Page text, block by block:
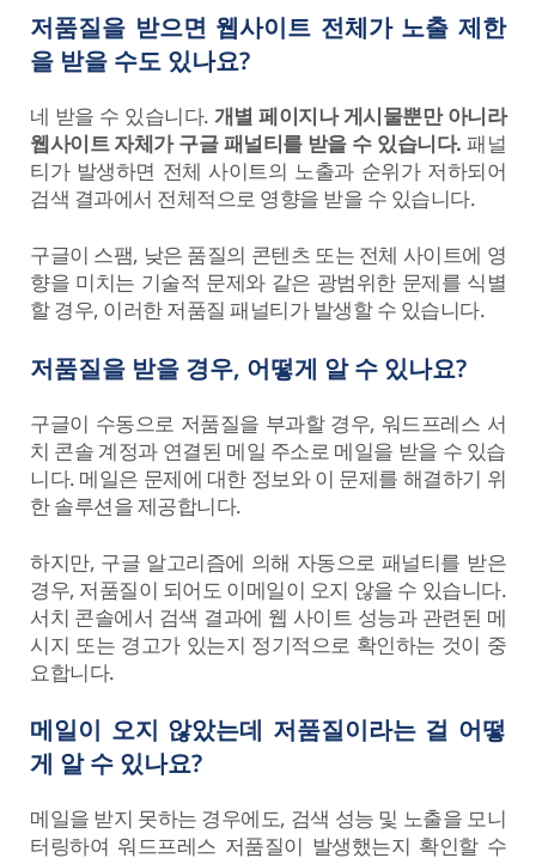
저품질을 받으면 웹사이트 전체가 노출 제한
을 받을 수도 있나요?
네 받을 수 있습니다. 개별 페이지나 게시물뿐만 아니라
웹사이트 자체가 구글 패널티를 받을 수 있습니다. 패널
티가 발생하면 전체 사이트의 노출과 순위가 저하되어
검색 결과에서 전체적으로 영향을 받을 수 있습니다.
구글이 스팸, 낮은 품질의 콘텐츠 또는 전체 사이트에 영
향을 미치는 기술적 문제와 같은 광범위한 문제를 식별
할 경우, 이러한 저품질 패널티가 발생할 수 있습니다.
저품질을 받을 경우, 어떻게 알 수 있나요?
구글이 수동으로 저품질을 부과할 경우, 워드프레스 서
치 콘솔 계정과 연결된 메일 주소로 메일을 받을 수 있습
니다. 메일은 문제에 대한 정보와 이 문제를 해결하기 위
한 솔루션을 제공합니다.
하지만, 구글 알고리즘에 의해 자동으로 패널티를 받은
경우, 저품질이 되어도 이메일이 오지 않을 수 있습니다.
서치 콘솔에서 검색 결과에 웹 사이트 성능과 관련된 메
시지 또는 경고가 있는지 정기적으로 확인하는 것이 중
요합니다.
메일이 오지 않았는데 저품질이라는 걸 어떻
게 알 수 있나요?
메일을 받지 못하는 경우에도, 검색 성능 및 노출을 모니
터링하여 워드프레스 저품질이 발생했는지 확인할 수